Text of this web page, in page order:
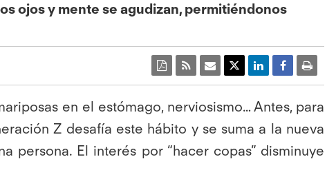
ojos y mente se agudizan, permitiéndonos
en el estómago, nerviosismo… Antes, para
Z desafía este hábito y se suma a la nueva
persona. El interés por “hacer copas” disminuye